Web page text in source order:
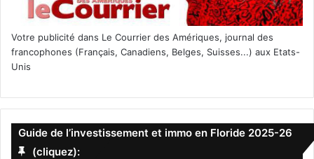
Votre publicité dans Le Courrier des Amériques, journal des
francophones (Français, Canadiens, Belges, Suisses...) aux Etats-
Unis
Guide de l’investissement et immo en Floride 2025-26
(cliquez):